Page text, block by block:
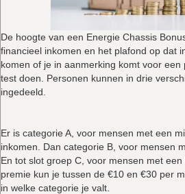
De hoogte van een Energie Chassis
financieel inkomen en het plafond op dat
komen of je in aanmerking komt voor
test doen. Personen kunnen in drie
ingedeeld.
Er is categorie A, voor mensen met een
inkomen. Dan categorie B, voor mensen
En tot slot groep C, voor mensen met
premie kun je tussen de €10 en €30 per
in welke categorie je valt.